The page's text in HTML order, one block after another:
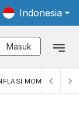
Indonesia
Masuk
MOM (MAR)